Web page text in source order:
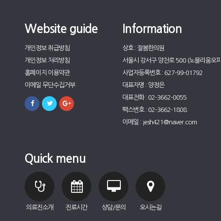
Website guide
개인정보 취급방침
개인정보 처리방침
홈페이지 이용약관
이메일 무단수집거부
Information
상호 : 잘봄한의원
서울시 강서구 양천로 500 (노블리움오
사업자등록번호 : 627-99-01792
대표자명 : 양정은
대표전화 : 02-3662-0055
팩스번호 : 02-3662-1808
이메일 : jesh421@naver.com
Quick menu
의료진소개 진료시간 상담/문의 오시는길